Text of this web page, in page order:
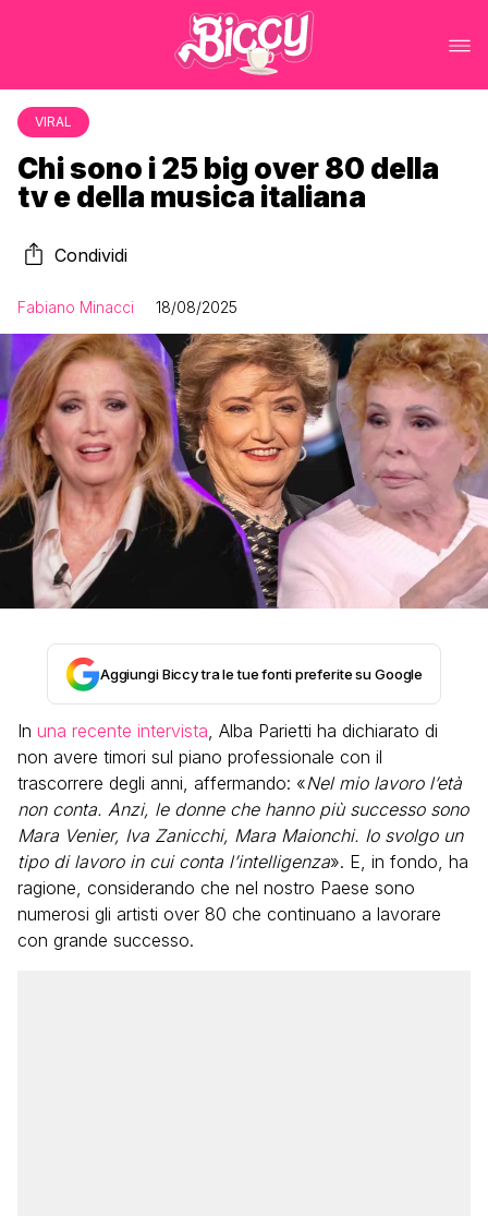
VIRAL
Chi sono i 25 big over 80 della
tv e della musica italiana
Condividi
Fabiano Minacci 18/08/2025
Aggiungi Biccy tra le tue fonti preferite su Google
In una recente intervista, Alba Parietti ha dichiarato di
non avere timori sul piano professionale con il
trascorrere degli anni, affermando: «Nel mio lavoro l’età
non conta. Anzi, le donne che hanno più successo sono
Mara Venier, Iva Zanicchi, Mara Maionchi. Io svolgo un
tipo di lavoro in cui conta l’intelligenza». E, in fondo, ha
ragione, considerando che nel nostro Paese sono
numerosi gli artisti over 80 che continuano a lavorare
con grande successo.